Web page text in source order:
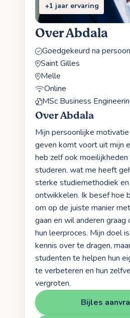
+1 jaar ervaring
Over Abdala
Goedgekeurd na
Saint Gilles
Melle
Online
MSc Business
Over Abdala
Mijn persoonlijke
geven komt voort uit mijn
heb zelf ook
studeren, wat me heeft
sterke studiemethodiek
ontwikkelen. Ik besef hoe
om op de juiste manier
gaan en wil anderen graag
hun leerproces. Mijn doel
kennis over te dragen,
studenten te helpen hun
te verbeteren en hun
vergroten.
Bijles